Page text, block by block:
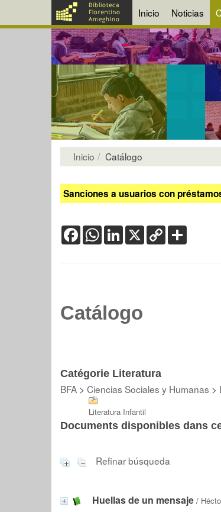
Inicio Noticias
Inicio Catálogo
Sanciones a usuarios con
FacebookWhatsApp
LinkedIn
X Copy
Link
Catálogo
Catégorie Literatura
BFA > Ciencias Sociales y Humanas >
Literatura Infantil
Documents disponibles dans
Refinar búsqueda
Huellas de un mensaje /